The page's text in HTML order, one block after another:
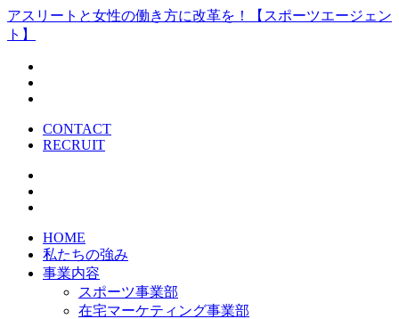
アスリートと女性の働き方に改革を！【スポーツエージェン
ト】
CONTACT
RECRUIT
HOME
私たちの強み
事業内容
スポーツ事業部
在宅マーケティング事業部